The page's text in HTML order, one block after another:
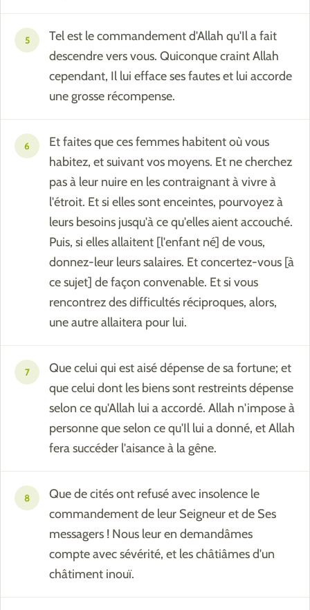
5
Tel est le commandement d'Allah qu'Il a fait
descendre vers vous. Quiconque craint Allah
cependant, Il lui efface ses fautes et lui accorde
une grosse récompense.
6
Et faites que ces femmes habitent où vous
habitez, et suivant vos moyens. Et ne cherchez
pas à leur nuire en les contraignant à vivre à
l'étroit. Et si elles sont enceintes, pourvoyez à
leurs besoins jusqu'à ce qu'elles aient accouché.
Puis, si elles allaitent [l'enfant né] de vous,
donnez-leur leurs salaires. Et concertez-vous [à
ce sujet] de façon convenable. Et si vous
rencontrez des difficultés réciproques, alors,
une autre allaitera pour lui.
7
Que celui qui est aisé dépense de sa fortune; et
que celui dont les biens sont restreints dépense
selon ce qu'Allah lui a accordé. Allah n'impose à
personne que selon ce qu'Il lui a donné, et Allah
fera succéder l'aisance à la gêne.
8
Que de cités ont refusé avec insolence le
commandement de leur Seigneur et de Ses
messagers ! Nous leur en demandâmes
compte avec sévérité, et les châtiâmes d'un
châtiment inouï.